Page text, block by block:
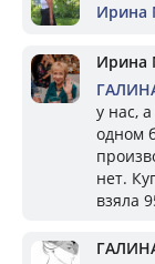
Ирина
Ирина
у нас,
одном
нет.
взяла